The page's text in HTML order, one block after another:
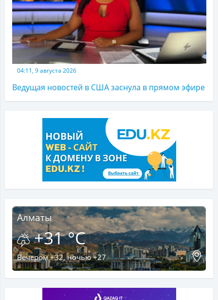
04:11, 9 августа 2026
Ведущая новостей в США заснула в прямом эфире
Алматы
+31 °C
Вечером +32, ночью +27